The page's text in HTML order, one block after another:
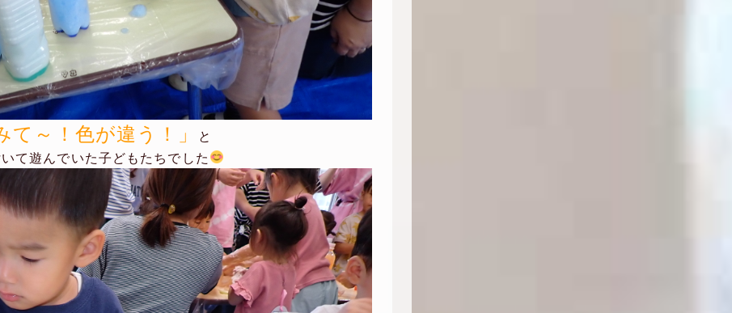
て～！色が違う！」
と
て遊んでいた子どもたちでした